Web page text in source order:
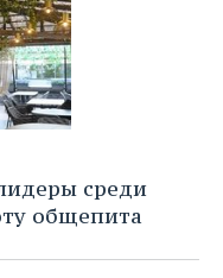
среди
общепита